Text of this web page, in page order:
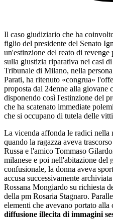
Il caso giudiziario che ha
figlio del presidente del Senato
un'estinzione del reato di
sulla giustizia riparativa nei casi
Tribunale di Milano, nella
Parati, ha ritenuto «congrua»
proposta dal 24enne alla giovane
disponendo così l'estinzione del
che ha scatenato immediate
che si occupano di tutela delle
La vicenda affonda le radici nella
quando la ragazza aveva
Russa e l'amico Tommaso
milanese e poi nell'abitazione del
confusionale, la donna aveva
accusa successivamente
Rossana Mongiardo su richiesta
della pm Rosaria Stagnaro.
elementi che avevano portato alla
diffusione illecita di immagini